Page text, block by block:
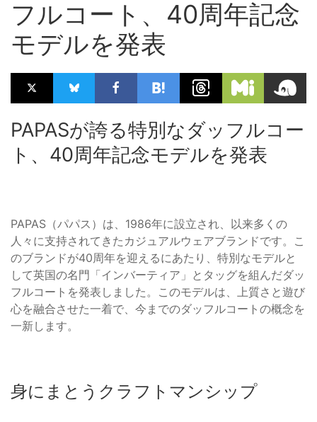
フルコート、40周年記念
モデルを発表
PAPASが誇る特別なダッフルコー
ト、40周年記念モデルを発表
PAPAS（パパス）は、1986年に設立され、以来多くの
人々に支持されてきたカジュアルウェアブランドです。こ
のブランドが40周年を迎えるにあたり、特別なモデルと
して英国の名門「インバーティア」とタッグを組んだダッ
フルコートを発表しました。このモデルは、上質さと遊び
心を融合させた一着で、今までのダッフルコートの概念を
一新します。
身にまとうクラフトマンシップ